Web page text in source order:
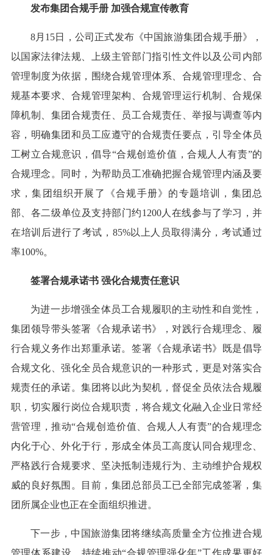
发布集团合规手册 加强合规宣传教育
8月15日，公司正式发布《中国旅游集团合规手册》，
以国家法律法规、上级主管部门指引性文件以及公司内部
管理制度为依据，围绕合规管理体系、合规管理理念、合
规基本要求、合规管理架构、合规管理运行机制、合规保
障机制、集团合规责任、员工合规责任、举报与调查等内
容，明确集团和员工应遵守的合规责任要点，引导全体员
工树立合规意识，倡导“合规创造价值，合规人人有责”的
合规理念。同时，为帮助员工准确把握合规管理内涵及要
求，集团组织开展了《合规手册》的专题培训，集团总
部、各二级单位及支持部门约1200人在线参与了学习，并
在培训后进行了考试，85%以上人员取得满分，考试通过
率100%。
签署合规承诺书 强化合规责任意识
为进一步增强全体员工合规履职的主动性和自觉性，
集团领导带头签署《合规承诺书》，对践行合规理念、履
行合规义务作出郑重承诺。签署《合规承诺书》既是倡导
合规文化、强化全员合规意识的一种形式，更是对落实合
规责任的承诺。集团将以此为契机，督促全员依法合规履
职，切实履行岗位合规职责，将合规文化融入企业日常经
营管理，推动“合规创造价值、合规人人有责”的合规理念
内化于心、外化于行，形成全体员工高度认同合规理念、
严格践行合规要求、坚决抵制违规行为、主动维护合规权
威的良好氛围。目前，集团总部员工已全部完成签署，集
团所属企业也正在全面组织推进。
下一步，中国旅游集团将继续高质量全方位推进合规